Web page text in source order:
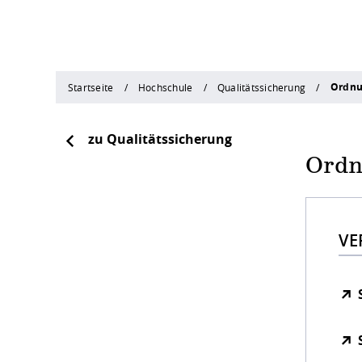
Startseite Hochschule Qualitätssicherung
zu Qualitätssicherung